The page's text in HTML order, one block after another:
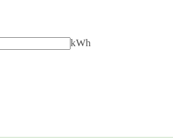
kWh